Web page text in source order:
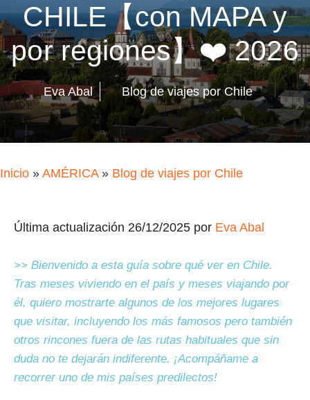
CHILE【con MAPA y
por regiones】❤️ 2026
Eva Abal Blog de viajes por Chile
Inicio » AMÉRICA» Blog de viajes por Chile
Última actualización 26/12/2025 por Eva Abal
>> Bienvenido a esta guía sobre qué ver en Chile.
Tras meses viviendo en el país y meses viajando por
él, quiero mostrarte algunos de los mejores lugares
que visitar, incluyendo los más famosos pero también
otros rincones fuera de las rutas habituales que sin
duda no te dejarán indiferente. ¡Acompáñame a
recorrer uno de mis países predilectos!